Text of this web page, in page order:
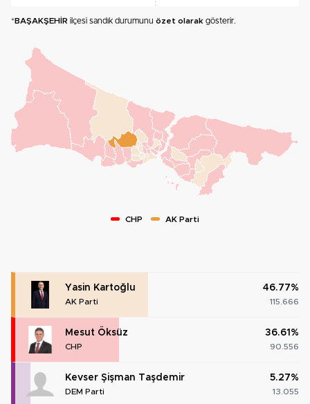
*BAŞAKŞEHİR ilçesi sandık durumunu özet olarak gösterir.
CHP AK Parti
Yasin Kartoğlu
AK Parti
46.77%
115.666
Mesut Öksüz
CHP
36.61%
90.556
Kevser Şişman Taşdemir
DEM Parti
5.27%
13.055